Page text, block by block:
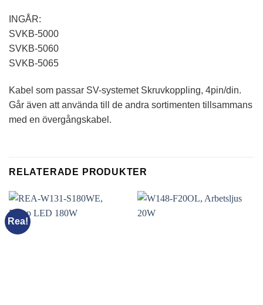
INGÅR:
SVKB-5000
SVKB-5060
SVKB-5065
Kabel som passar SV-systemet Skruvkoppling, 4pin/din.
Går även att använda till de andra sortimenten tillsammans
med en övergångskabel.
RELATERADE PRODUKTER
Rea!